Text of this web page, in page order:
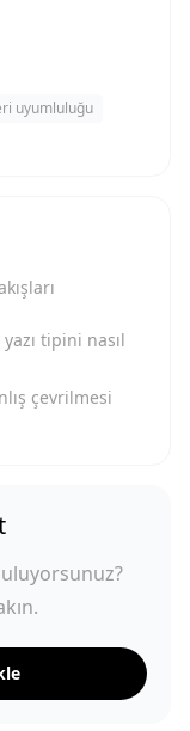
uyumluluğu
tipini nasıl
çevrilmesi